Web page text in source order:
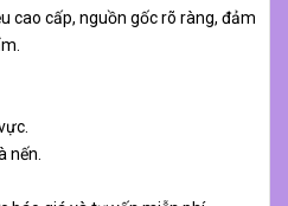
cao cấp, nguồn gốc rõ ràng, đảm
nến.